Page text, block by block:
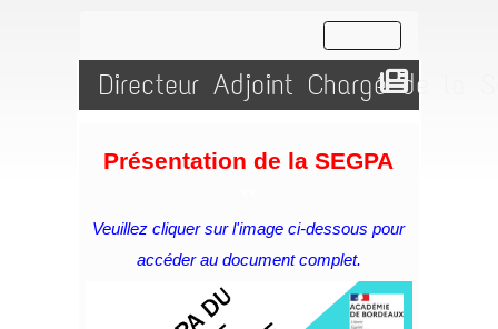
Directeur Adjoint Chargé de la
Présentation de la SEGPA
Veuillez cliquer sur l'image ci-dessous pour
accéder au document complet.